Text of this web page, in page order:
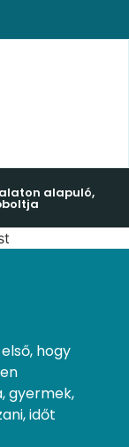
alapuló,
hogy
gyermek,
időt